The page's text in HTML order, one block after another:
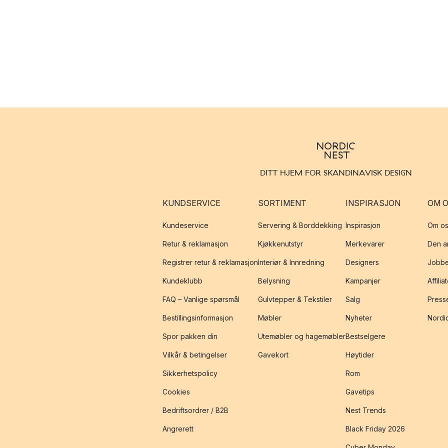
DITT HJEM FOR SKANDINAVISK DESIGN
KUNDSERVICE
Kundeservice
Retur & reklamasjon
Registrer retur & reklamasjon
Kundeklubb
FAQ – Vanlige spørsmål
Bestillingsinformasjon
Spor pakken din
Vilkår & betingelser
Sikkerhetspolicy
Cookies
Bedriftsordrer / B2B
Angrerett
SORTIMENT
Servering & Borddekking
Kjøkkenutstyr
Interiør & Innredning
Belysning
Gulvtepper & Tekstiler
Møbler
Utemøbler og hagemøbler
Gavekort
INSPIRASJON
Inspirasjon
Merkevarer
Designers
Kampanjer
Salg
Nyheter
Bestselgere
Høytider
Rom
Gavetips
Nest Trends
Black Friday 2026
OM
Om
Den